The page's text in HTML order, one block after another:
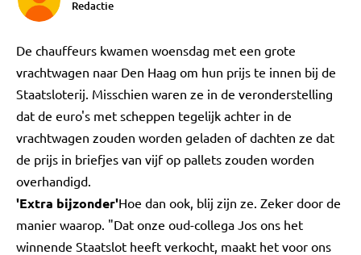
Redactie
De chauffeurs kwamen woensdag met een grote
vrachtwagen naar Den Haag om hun prijs te innen bij de
Staatsloterij. Misschien waren ze in de veronderstelling
dat de euro's met scheppen tegelijk achter in de
vrachtwagen zouden worden geladen of dachten ze dat
de prijs in briefjes van vijf op pallets zouden worden
overhandigd.
'Extra bijzonder'Hoe dan ook, blij zijn ze. Zeker door de
manier waarop. "Dat onze oud-collega Jos ons het
winnende Staatslot heeft verkocht, maakt het voor ons